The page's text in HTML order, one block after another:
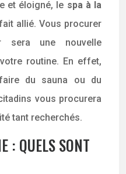
et éloigné, le spa à la
allié. Vous procurer
sera une nouvelle
routine. En effet,
du sauna ou du
vous procurera
tant recherchés.
: QUELS SONT